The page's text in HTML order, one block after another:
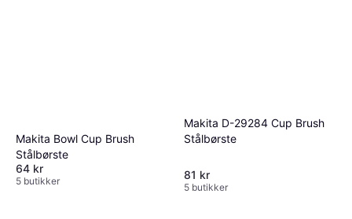
Makita Bowl Cup Brush
Stålbørste
64 kr
5 butikker
Makita D-29284 Cup Brush
Stålbørste
81 kr
5 butikker